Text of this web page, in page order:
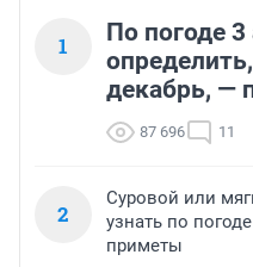
1
По погоде
декабрь, —
87 696 11
2
Суровой или
узнать по
приметы